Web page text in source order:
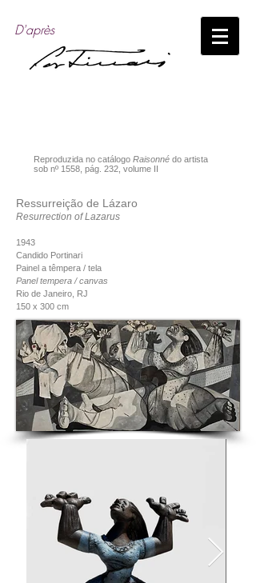
D'après
Reproduzida no catálogo Raisonné do artista
sob nº 1558, pág. 232, volume II
Ressurreição de Lázaro
Resurrection of Lazarus
1943
​Candido Portinari
Painel a têmpera / tela
Panel tempera / canvas
Rio de Janeiro, RJ
150 x 300 cm